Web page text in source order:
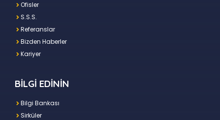
Ofisler
S.S.S.
Referanslar
Bizden Haberler
Kariyer
BİLGİ EDİNİN
Bilgi Bankası
Sirküler